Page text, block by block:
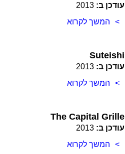
עודכן ב: 2013
המשך לקרוא
Suteishi
עודכן ב: 2013
המשך לקרוא
The Capital Grille
עודכן ב: 2013
המשך לקרוא